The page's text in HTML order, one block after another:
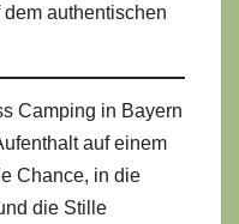
authentischen
Camping in Bayern
auf einem
Chance, in die
die Stille